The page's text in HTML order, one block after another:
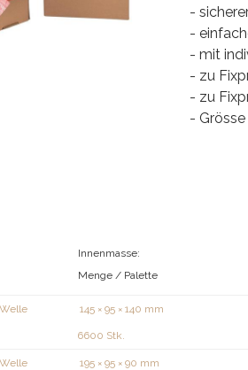
-
-
- mit
- zu
- zu
- Grösse
Innenmasse:
Menge / Palette
145 × 95 × 140 mm
6600 Stk.
195 × 95 × 90 mm